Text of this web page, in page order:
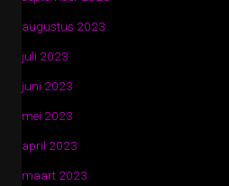
augustus 2023
juli 2023
juni 2023
mei 2023
april 2023
maart 2023